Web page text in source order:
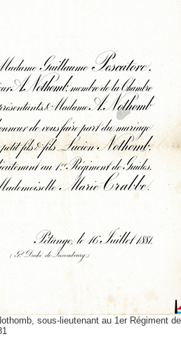
sous-lieutenant au 1er Régiment